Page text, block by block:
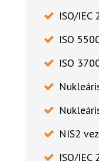
ISO/
ISO
ISO
NIS2
ISO/IEC